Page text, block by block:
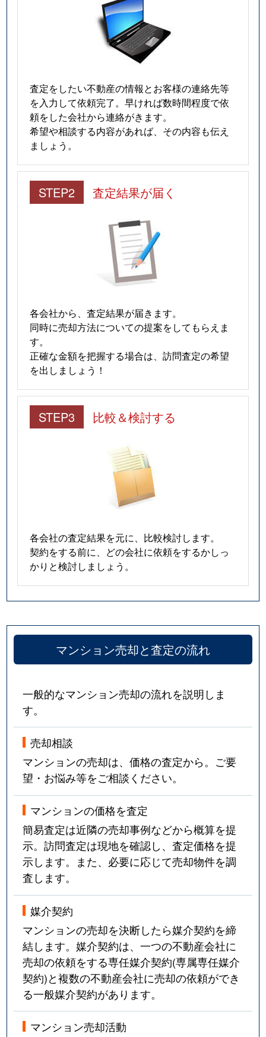
査定をしたい不動産の情報とお客様の連絡先等
を入力して依頼完了。早ければ数時間程度で依
頼をした会社から連絡がきます。
希望や相談する内容があれば、その内容も伝え
ましょう。
STEP2 査定結果が届く
各会社から、査定結果が届きます。
同時に売却方法についての提案をしてもらえま
す。
正確な金額を把握する場合は、訪問査定の希望
を出しましょう！
STEP3 比較＆検討する
各会社の査定結果を元に、比較検討します。
契約をする前に、どの会社に依頼をするかしっ
かりと検討しましょう。
マンション売却と査定の流れ
一般的なマンション売却の流れを説明しま
す。
売却相談
マンションの売却は、価格の査定から。ご要
望・お悩み等をご相談ください。
マンションの価格を査定
簡易査定は近隣の売却事例などから概算を提
示。訪問査定は現地を確認し、査定価格を提
示します。また、必要に応じて売却物件を調
査します。
媒介契約
マンションの売却を決断したら媒介契約を締
結します。媒介契約は、一つの不動産会社に
売却の依頼をする専任媒介契約(専属専任媒介
契約)と複数の不動産会社に売却の依頼ができ
る一般媒介契約があります。
マンション売却活動